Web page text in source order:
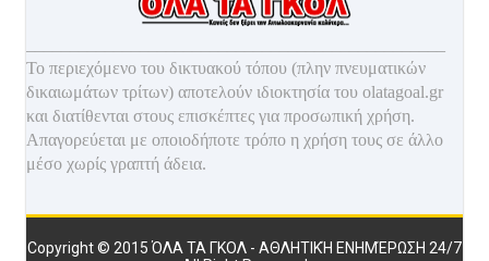
Το περιεχόμενο του δικτυακού τόπου (πλην πνευματικών
δικαιωμάτων τρίτων) αποτελούν ιδιοκτησία του olatagoal.gr
και διατίθενται στους επισκέπτες για προσωπική χρήση.
Απαγορεύεται με οποιοδήποτε τρόπο η χρήση τους σε άλλο
μέσο χωρίς γραπτή άδεια.
Copyright © 2015 ΌΛΑ ΤΑ ΓΚΟΛ - ΑΘΛΗΤΙΚΉ ΕΝΗΜΈΡΩΣΗ 24/7